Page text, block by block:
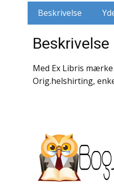
Krige / Slag
Litteraturhistorie
Lokalhistorie /
Beskrivelse
Beskrivelse
Med Ex Libris mærke
Orig.helshirting,